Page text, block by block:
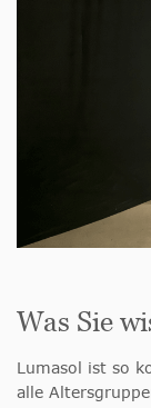
Was Sie
Lumasol ist so
alle